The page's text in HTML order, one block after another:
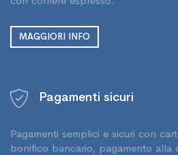
MAGGIORI INFO
Pagamenti sicuri
Pagamenti semplici e sicuri con
bonifico bancario, pagamento alla